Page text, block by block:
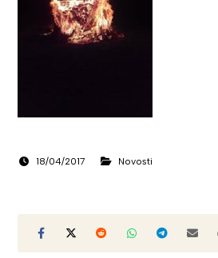
18/04/2017 Novosti